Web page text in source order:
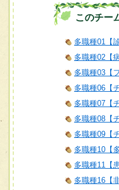
このチー
多職種01【
多職種02【
多職種03【
多職種06【
多職種07【
多職種08【
多職種09【
多職種10【
多職種11【
多職種16【